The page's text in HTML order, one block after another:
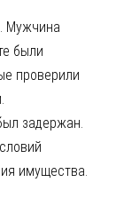
Мужчина
были
проверили
задержан.
имущества.